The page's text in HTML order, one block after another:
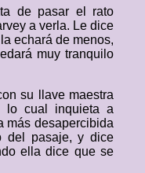
de pasar el rato
a verla. Le dice
echará de menos,
muy tranquilo
su llave maestra
lo cual inquieta a
más desapercibida
del pasaje, y dice
ella dice que se